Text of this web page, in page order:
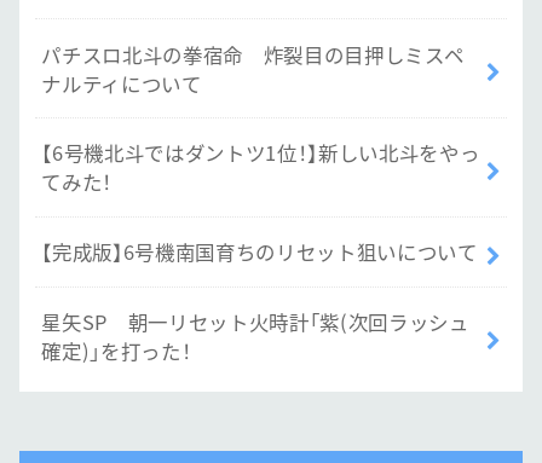
パチスロ北斗の拳宿命 炸裂目の目押しミスペ
ナルティについて
【6号機北斗ではダントツ1位！】新しい北斗をやっ
てみた！
【完成版】6号機南国育ちのリセット狙いについて
星矢SP 朝一リセット火時計「紫(次回ラッシュ
確定)」を打った！